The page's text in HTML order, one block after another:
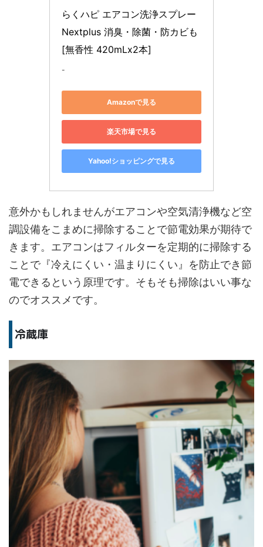
らくハピ エアコン洗浄スプレー
Nextplus 消臭・除菌・防カビも
[無香性 420mLx2本]
-
Amazonで見る
楽天市場で見る
Yahoo!ショッピングで見る
意外かもしれませんがエアコンや空気清浄機など空
調設備をこまめに掃除することで節電効果が期待で
きます。エアコンはフィルターを定期的に掃除する
ことで『冷えにくい・温まりにくい』を防止でき節
電できるという原理です。そもそも掃除はいい事な
のでオススメです。
冷蔵庫